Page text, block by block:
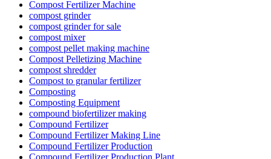
Compost Fertilizer Machine
compost grinder
compost grinder for sale
compost mixer
compost pellet making machine
Compost Pelletizing Machine
compost shredder
Compost to granular fertilizer
Composting
Composting Equipment
compound biofertilizer making
Compound Fertilizer
Compound Fertilizer Making Line
Compound Fertilizer Production